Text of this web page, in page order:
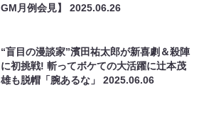
GM月例会見】2025.06.26
“盲目の漫談家”濱田祐太郎が新喜劇＆殺陣
に初挑戦! 斬ってボケての大活躍に辻本茂
雄も脱帽「腕あるな」2025.06.06